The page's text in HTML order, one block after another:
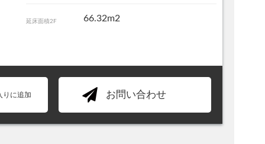
延床面積2F 66.32m2
りに追加 お問い合わせ